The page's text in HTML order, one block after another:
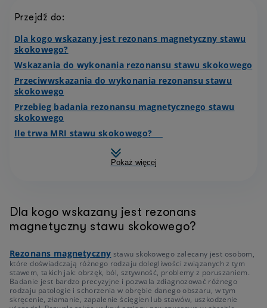
Przejdź do:
Dla kogo wskazany jest rezonans magnetyczny stawu
skokowego?
Wskazania do wykonania rezonansu stawu skokowego
Przeciwwskazania do wykonania rezonansu stawu
skokowego
Przebieg badania rezonansu magnetycznego stawu
skokowego
Ile trwa MRI stawu skokowego?
Pokaż więcej
Dla kogo wskazany jest rezonans
magnetyczny stawu skokowego?
Rezonans magnetyczny stawu skokowego zalecany jest osobom,
które doświadczają różnego rodzaju dolegliwości związanych z tym
stawem, takich jak: obrzęk, ból, sztywność, problemy z poruszaniem.
Badanie jest bardzo precyzyjne i pozwala zdiagnozować różnego
rodzaju patologie i schorzenia w obrębie danego obszaru, w tym
skręcenie, złamanie, zapalenie ścięgien lub stawów, uszkodzenie